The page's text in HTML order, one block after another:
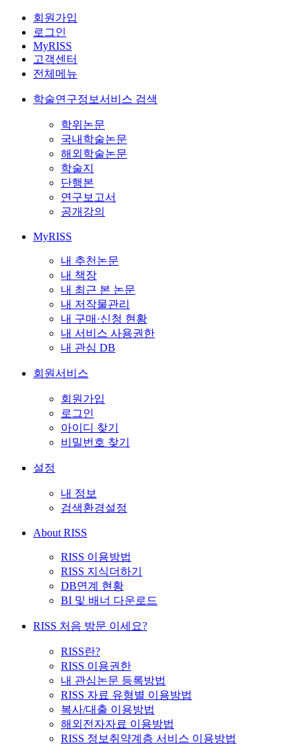
회원가입
로그인
MyRISS
고객센터
전체메뉴
학술연구정보서비스 검색
학위논문
국내학술논문
해외학술논문
학술지
단행본
연구보고서
공개강의
MyRISS
내 추천논문
내 책장
내 최근 본 논문
내 저작물관리
내 구매·신청 현황
내 서비스 사용권한
내 관심 DB
회원서비스
회원가입
로그인
아이디 찾기
비밀번호 찾기
설정
내 정보
검색환경설정
About RISS
RISS 이용방법
RISS 지식더하기
DB연계 현황
BI 및 배너 다운로드
RISS 처음 방문 이세요?
RISS란?
RISS 이용권한
내 관심논문 등록방법
RISS 자료 유형별 이용방법
복사/대출 이용방법
해외전자자료 이용방법
RISS 정보취약계층 서비스 이용방법